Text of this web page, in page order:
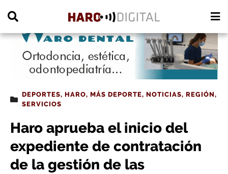
DEPORTES, HARO, MÁS DEPORTE, NOTICIAS, REGIÓN,
SERVICIOS
Haro aprueba el inicio del
expediente de contratación
de la gestión de las